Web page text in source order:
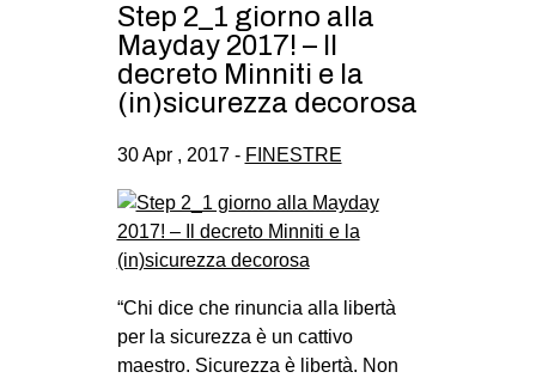
Step 2_1 giorno alla
Mayday 2017! – Il
decreto Minniti e la
(in)sicurezza decorosa
30 Apr , 2017 - FINESTRE
“Chi dice che rinuncia alla libertà
per la sicurezza è un cattivo
maestro. Sicurezza è libertà. Non